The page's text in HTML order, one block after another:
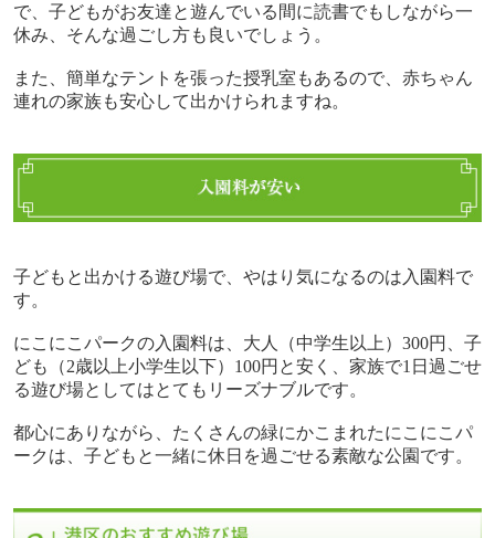
で、子どもがお友達と遊んでいる間に読書でもしながら一
休み、そんな過ごし方も良いでしょう。
また、簡単なテントを張った授乳室もあるので、赤ちゃん
連れの家族も安心して出かけられますね。
子どもと出かける遊び場で、やはり気になるのは入園料で
す。
にこにこパークの入園料は、大人（中学生以上） 300円、子
ども（2歳以上小学生以下） 100円と安く、家族で1 日過ごせ
る遊び場としてはとてもリーズナブルです。
都心にありながら、たくさんの緑にかこまれたにこにこパ
ークは、子どもと一緒に休日を過ごせる素敵な公園です。